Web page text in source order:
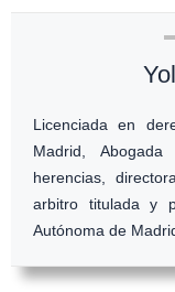
Licenciada en
Madrid,
herencias,
arbitro titulada y
Autónoma de